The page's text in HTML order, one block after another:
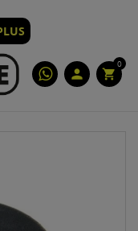
person shopping_cart
0